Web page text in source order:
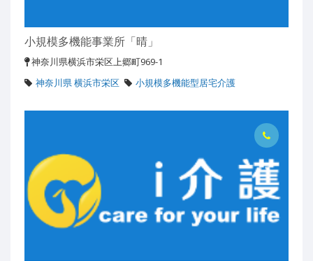
小規模多機能事業所「晴」
神奈川県横浜市栄区上郷町969-1
神奈川県 横浜市栄区
小規模多機能型居宅介護